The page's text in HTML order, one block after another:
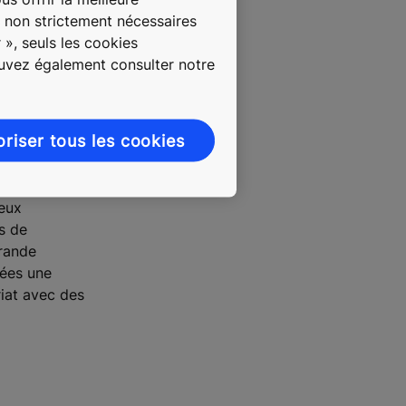
nos
postes de
de
une
avec des
strictement nécessaires
seuls les cookies
également consulter notre
tous les cookies